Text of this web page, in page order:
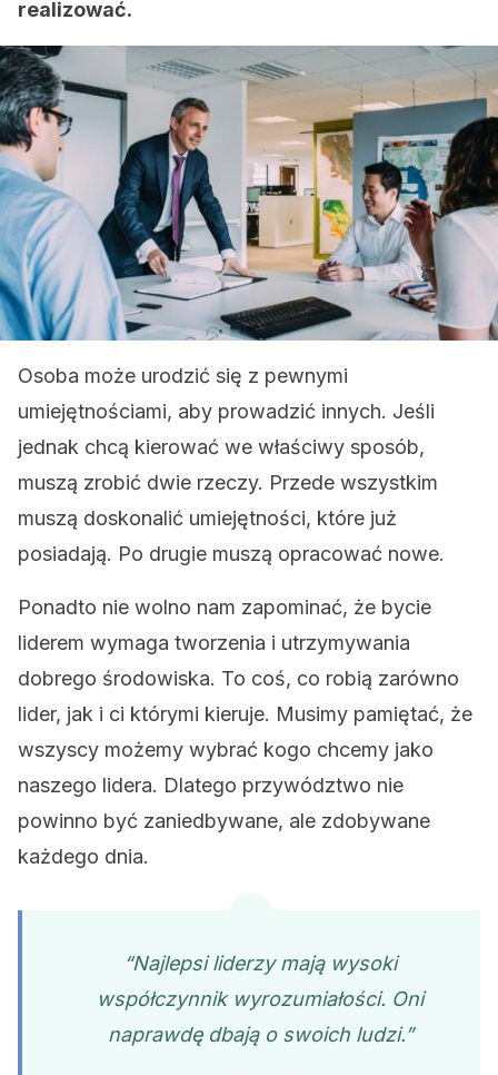
realizować.
Osoba może urodzić się z pewnymi
umiejętnościami, aby prowadzić innych. Jeśli
jednak chcą kierować we właściwy sposób,
muszą zrobić dwie rzeczy. Przede wszystkim
muszą doskonalić umiejętności, które już
posiadają. Po drugie muszą opracować nowe.
Ponadto nie wolno nam zapominać, że bycie
liderem wymaga tworzenia i utrzymywania
dobrego środowiska. To coś, co robią zarówno
lider, jak i ci którymi kieruje. Musimy pamiętać, że
wszyscy możemy wybrać kogo chcemy jako
naszego lidera. Dlatego przywództwo nie
powinno być zaniedbywane, ale zdobywane
każdego dnia.
“Najlepsi liderzy mają wysoki
współczynnik wyrozumiałości. Oni
naprawdę dbają o swoich ludzi.”